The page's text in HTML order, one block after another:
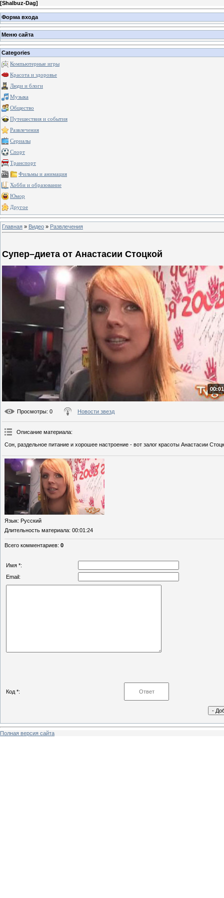
[Shalbuz-Dag]
Форма входа
Меню сайта
Categories
Компьютерные игры
Красота и здоровье
Люди и блоги
Музыка
Общество
Путешествия и события
Развлечения
Сериалы
Спорт
Транспорт
Фильмы и анимация
Хобби и образование
Юмор
Другое
Главная » Видео » Развлечения
Супер–диета от Анастасии Стоцкой
Просмотры: 0 Новости звезд
Описание материала:
Сон, раздельное питание и хорошее настроение - вот залог красоты Анастасии
Язык: Русский
Длительность материала: 00:01:24
Всего комментариев: 0
Имя *:
Email:
Код *:
Полная версия сайта